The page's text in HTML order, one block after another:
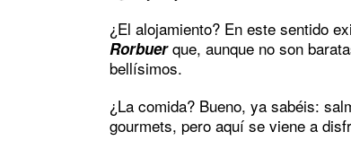
¿El alojamiento? En este sentido
Rorbuer que, aunque no son
bellísimos.
¿La comida? Bueno, ya sabéis:
gourmets, pero aquí se viene a